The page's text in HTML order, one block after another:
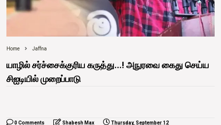
Home Jaffna
யாழில் சர்ச்சைக்குரிய கருத்து...! அநுரவை கைது செய்ய
சிஐடியில் முறைப்பாடு
0 Comments Shabesh Max Thursday, September 12